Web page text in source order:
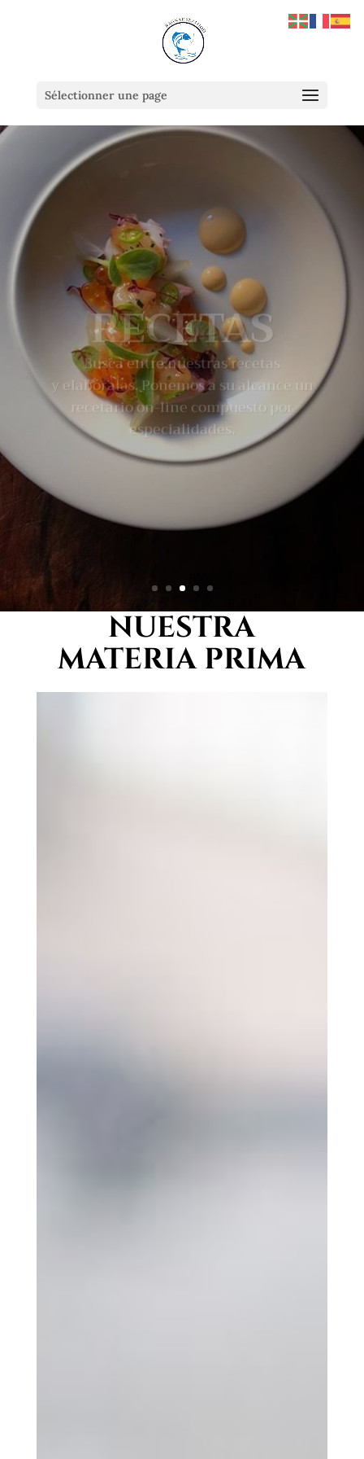
Sélectionner une page
RECETAS
Busca entre nuestras recetas
y elabóralas. Ponemos a su alcance un
recetario on-line compuesto por
especialidades.
NUESTRA
MATERIA PRIMA